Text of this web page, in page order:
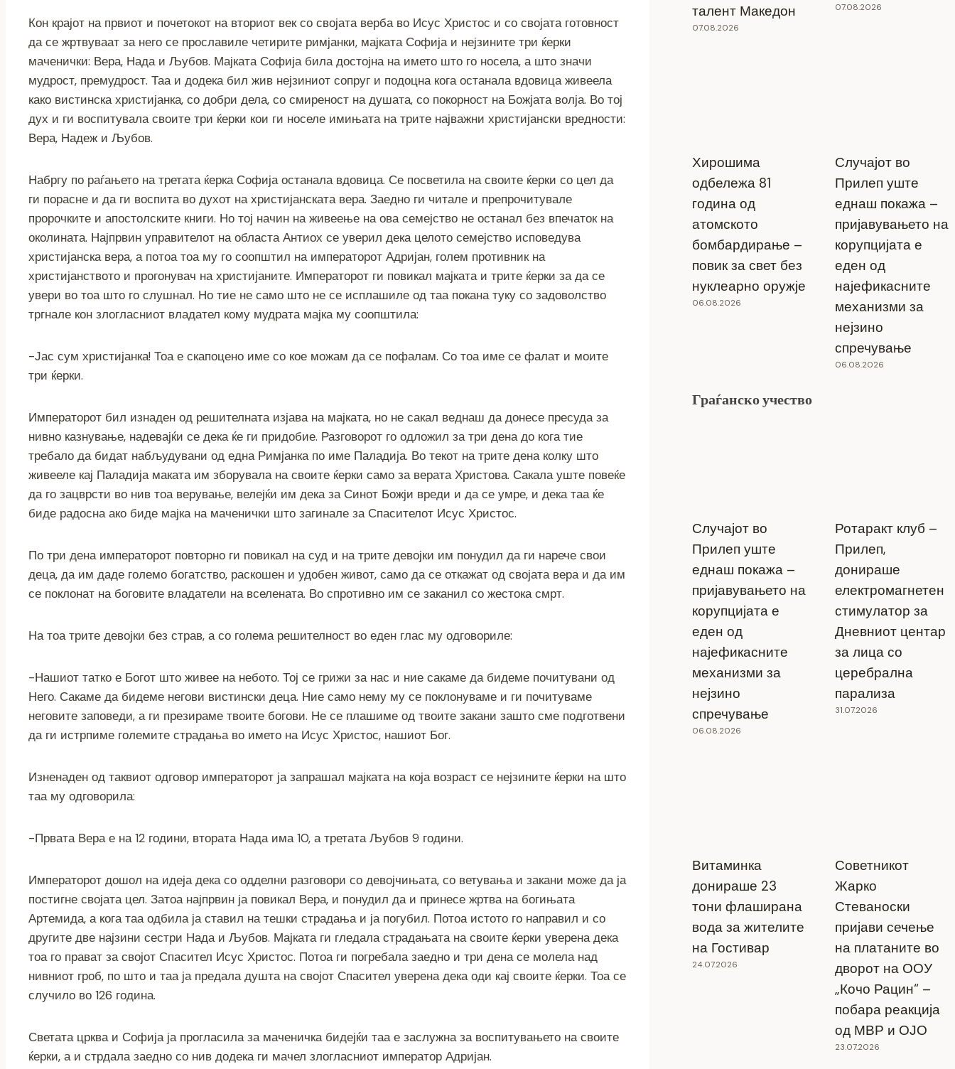
Кон крајот на првиот и почетокот на вториот век со својата верба во Исус Христос и со својата готовност
да се жртвуваат за него се прославиле четирите римјанки, мајката Софија и нејзините три ќерки
маченички: Вера, Нада и Љубов. Мајката Софија била достојна на името што го носела, а што значи
мудрост, премудрост. Таа и додека бил жив нејзиниот сопруг и подоцна кога останала вдовица живеела
како вистинска христијанка, со добри дела, со смиреност на душата, со покорност на Божјата волја. Во тој
дух и ги воспитувала своите три ќерки кои ги носеле имињата на трите најважни христијански вредности:
Вера, Надеж и Љубов.
Набргу по раѓањето на третата ќерка Софија останала вдовица. Се посветила на своите ќерки со цел да
ги порасне и да ги воспита во духот на христијанската вера. Заедно ги читале и препрочитувале
пророчките и апостолските книги. Но тој начин на живеење на ова семејство не останал без впечаток на
околината. Најпрвин управителот на областа Антиох се уверил дека целото семејство исповедува
христијанска вера, а потоа тоа му го соопштил на императорот Адријан, голем противник на
христијанството и прогонувач на христијаните. Императорот ги повикал мајката и трите ќерки за да се
увери во тоа што го слушнал. Но тие не само што не се исплашиле од таа покана туку со задоволство
тргнале кон злогласниот владател кому мудрата мајка му соопштила:
-Јас сум христијанка! Тоа е скапоцено име со кое можам да се пофалам. Со тоа име се фалат и моите
три ќерки.
Императорот бил изнаден од решителната изјава на мајката, но не сакал веднаш да донесе пресуда за
нивно казнување, надевајќи се дека ќе ги придобие. Разговорот го одложил за три дена до кога тие
требало да бидат набљудувани од една Римјанка по име Паладија. Во текот на трите дена колку што
живееле кај Паладија маката им зборувала на своите ќерки само за верата Христова. Сакала уште повеќе
да го зацврсти во нив тоа верување, велејќи им дека за Синот Божји вреди и да се умре, и дека таа ќе
биде радосна ако биде мајка на маченички што загинале за Спасителот Исус Христос.
По три дена императорот повторно ги повикал на суд и на трите девојки им понудил да ги нарече свои
деца, да им даде големо богатство, раскошен и удобен живот, само да се откажат од својата вера и да им
се поклонат на боговите владатели на вселената. Во спротивно им се заканил со жестока смрт.
На тоа трите девојки без страв, а со голема решителност во еден глас му одговориле:
-Нашиот татко е Богот што живее на небото. Тој се грижи за нас и ние сакаме да бидеме почитувани од
Него. Сакаме да бидеме негови вистински деца. Ние само нему му се поклонуваме и ги почитуваме
неговите заповеди, а ги презираме твоите богови. Не се плашиме од твоите закани зашто сме подготвени
да ги истрпиме големите страдања во името на Исус Христос, нашиот Бог.
Изненаден од таквиот одговор императорот ја запрашал мајката на која возраст се нејзините ќерки на што
таа му одговорила:
-Првата Вера е на 12 години, втората Нада има 10, а третата Љубов 9 години.
Императорот дошол на идеја дека со одделни разговори со девојчињата, со ветувања и закани може да ја
постигне својата цел. Затоа најпрвин ја повикал Вера, и понудил да и принесе жртва на богињата
Артемида, а кога таа одбила ја ставил на тешки страдања и ја погубил. Потоа истото го направил и со
другите две најзини сестри Нада и Љубов. Мајката ги гледала страдањата на своите ќерки уверена дека
тоа го прават за својот Спасител Исус Христос. Потоа ги погребала заедно и три дена се молела над
нивниот гроб, по што и таа ја предала душта на својот Спасител уверена дека оди кај своите ќерки. Тоа се
случило во 126 година.
Светата црква и Софија ја прогласила за маченичка бидејќи таа е заслужна за воспитувањето на своите
ќерки, а и стрдала заедно со нив додека ги мачел злогласниот император Адријан.
талент Македон
07.08.2026
07.08.2026
Хирошима
одбележа 81
година од
атомското
бомбардирање –
повик за свет без
нуклеарно оружје
06.08.2026
Случајот во
Прилеп уште
еднаш покажа –
пријавувањето на
корупцијата е
еден од
најефикасните
механизми за
нејзино
спречување
06.08.2026
Граѓанско учество
Случајот во
Прилеп уште
еднаш покажа –
пријавувањето на
корупцијата е
еден од
најефикасните
механизми за
нејзино
спречување
06.08.2026
Ротаракт клуб –
Прилеп,
донираше
електромагнетен
стимулатор за
Дневниот центар
за лица со
церебрална
парализа
31.07.2026
Витаминка
донираше 23
тони флаширана
вода за жителите
на Гостивар
24.07.2026
Советникот
Жарко
Стеваноски
пријави сечење
на платаните во
дворот на ООУ
„Кочо Рацин“ –
побара реакција
од МВР и ОЈО
23.07.2026